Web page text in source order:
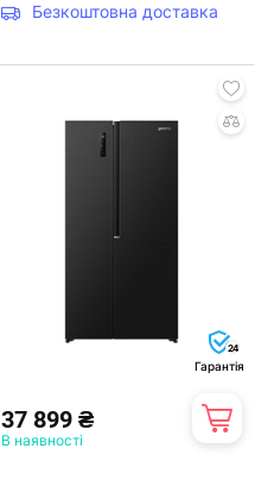
Безкоштовна доставка
24
Гарантія
37 899 ₴
В наявності